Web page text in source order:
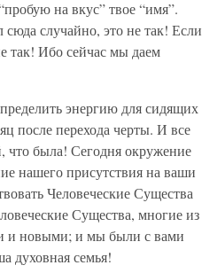
на вкус” твое “имя”.
случайно, это не так! Если
так! Ибо сейчас мы даем
энергию для сидящих
после перехода черты. И все
что была! Сегодня окружение
нашего присутствия на ваши
Человеческие Существа
Существа, многие из
и новыми; и мы были с вами
духовная семья!